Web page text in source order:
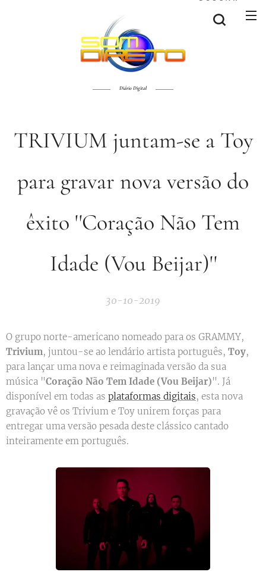
Diário Digital
TRIVIUM juntam-se a Toy
para gravar nova versão do
êxito ''Coração Não Tem
Idade (Vou Beijar)''
30-10-2019
O grupo norte-americano nomeado para os GRAMMY,
Trivium, juntou-se ao lendário artista português, Toy,
para lançar uma nova e reimaginada versão da sua
música "Coração Não Tem Idade (Vou Beijar)". Já
disponível em todas as plataformas digitais, esta nova
gravação vê os Trivium e Toy unirem forças para
entregar uma versão pesada deste clássico cantado
inteiramente em português.